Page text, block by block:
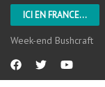
ICI EN FRANCE...
Week-end Bushcraft